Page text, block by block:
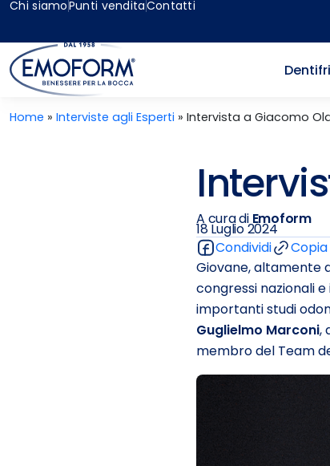
Chi siamoPunti venditaContatti
Home » Interviste agli Esperti » Intervista a Giacomo
A cura di Emoform
18 Luglio 2024
Condividi
Copia
Giovane, altamente
congressi nazionali
importanti studi
Guglielmo Marconi,
membro del Team